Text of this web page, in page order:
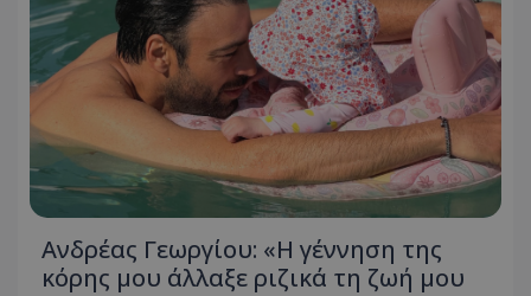
Ανδρέας Γεωργίου: «Η γέννηση της
κόρης μου άλλαξε ριζικά τη ζωή μου